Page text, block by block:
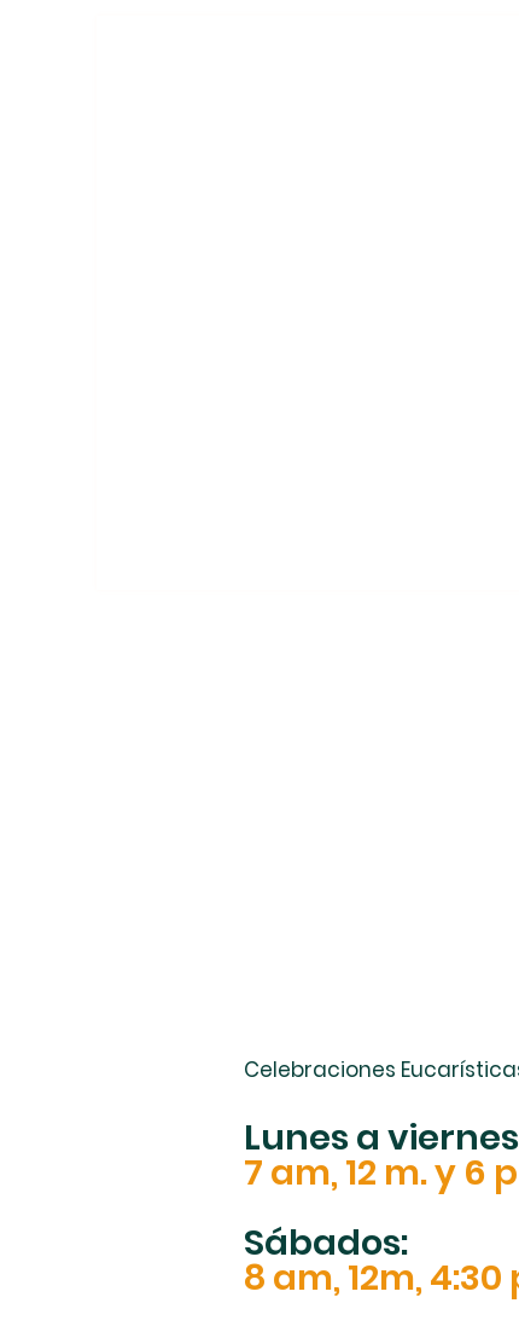
Celebraciones
Lunes a
7 am, 12 m. y 6
Sábados:
8 am, 12m,